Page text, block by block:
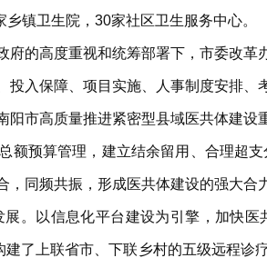
镇卫生院，30家社区卫生服务中心。
府的高度重视和统筹部署下，市委改
入保障、项目实施、人事制度安排、
阳市高质量推进紧密型县域医共体建
额预算管理，建立结余留用、合理超
同频共振，形成医共体建设的强大合
展。以信息化平台建设为引擎，加快
建了上联省市、下联乡村的五级远程